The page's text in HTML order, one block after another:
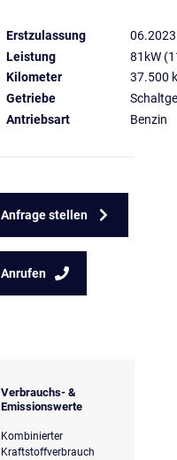
Erstzulassung
06.2023
Leistung
81kW
Kilometer
37.500
Getriebe
Antriebsart
Benzin
Anfrage stellen
Anrufen
Verbrauchs- &
Emissionswerte
Kombinierter
Kraftstoffverbrauch